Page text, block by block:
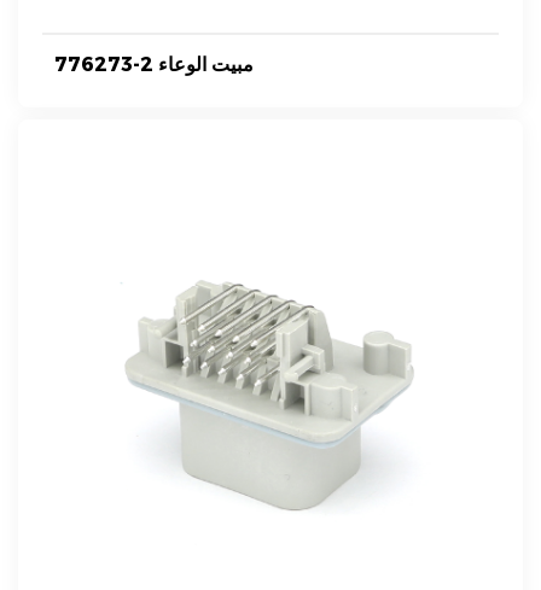
776273-2 مبيت الوعاء